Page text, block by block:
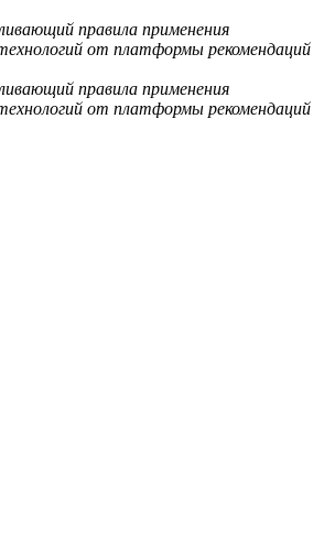
правила применения
от платформы рекомендаций
правила применения
от платформы рекомендаций